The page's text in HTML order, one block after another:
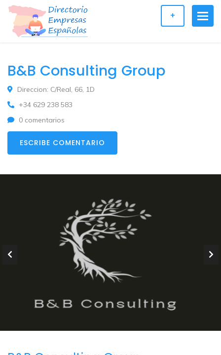
+
B&B Consulting Group
Direccion: C/Real, 66, 1D
+34 629 238 583
0 comentarios
ESCRIBE COMENTARIO